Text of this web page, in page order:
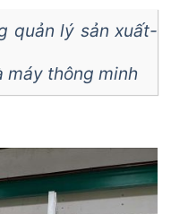
quản lý sản xuất-
máy thông minh